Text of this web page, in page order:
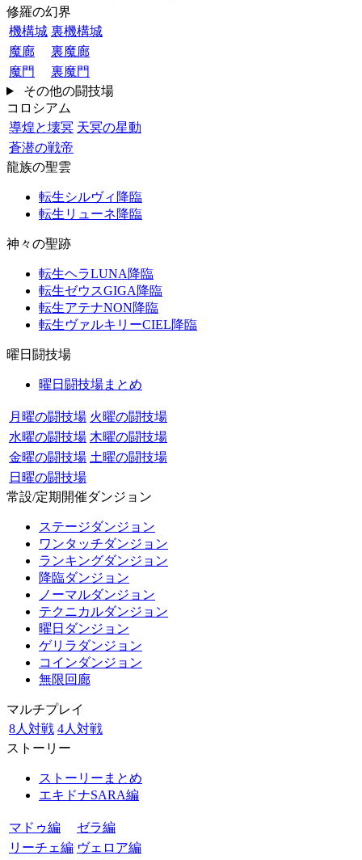
修羅の幻界
機構城 裏機構城
魔廊
裏魔廊
魔門
裏魔門
その他の闘技場
コロシアム
導煌と壊冥 天冥の星動
蒼潜の戦帝
龍族の聖雲
転生シルヴィ降臨
転生リューネ降臨
神々の聖跡
転生ヘラLUNA降臨
転生ゼウスGIGA降臨
転生アテナNON降臨
転生ヴァルキリーCIEL降臨
曜日闘技場
曜日闘技場まとめ
月曜の闘技場 火曜の闘技場
水曜の闘技場 木曜の闘技場
金曜の闘技場 土曜の闘技場
日曜の闘技場
常設/定期開催ダンジョン
ステージダンジョン
ワンタッチダンジョン
ランキングダンジョン
降臨ダンジョン
ノーマルダンジョン
テクニカルダンジョン
曜日ダンジョン
ゲリラダンジョン
コインダンジョン
無限回廊
マルチプレイ
8人対戦 4人対戦
ストーリー
ストーリーまとめ
エキドナSARA編
マドゥ編
ゼラ編
リーチェ編 ヴェロア編